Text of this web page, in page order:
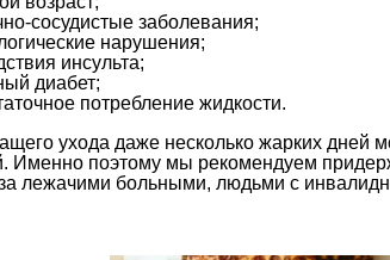
сосудистые заболевания;
нарушения;
инсульта;
диабет;
потребление жидкости.
ухода даже несколько жарких дней
Именно поэтому мы рекомендуем
лежачими больными, людьми с